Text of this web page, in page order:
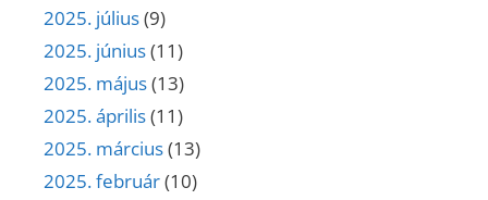
2025. július(9)
2025. június(11)
2025. május(13)
2025. április(11)
2025. március(13)
2025. február(10)